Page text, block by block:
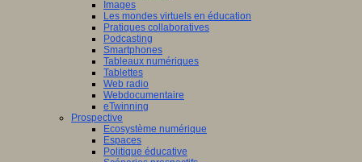
Images
Les mondes virtuels en éducation
Pratiques collaboratives
Podcasting
Smartphones
Tableaux numériques
Tablettes
Web radio
Webdocumentaire
eTwinning
Prospective
Ecosystème numérique
Espaces
Politique éducative